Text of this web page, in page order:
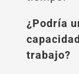
¿Podría
trabajo?